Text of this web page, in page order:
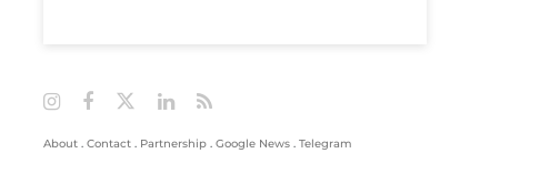
About . Contact . Partnership . Google News . Telegram